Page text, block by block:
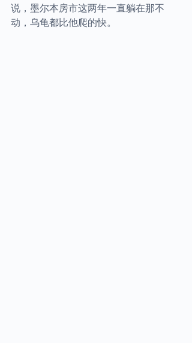
说，墨尔本房市这两年一直躺在那不
动，乌龟都比他爬的快。